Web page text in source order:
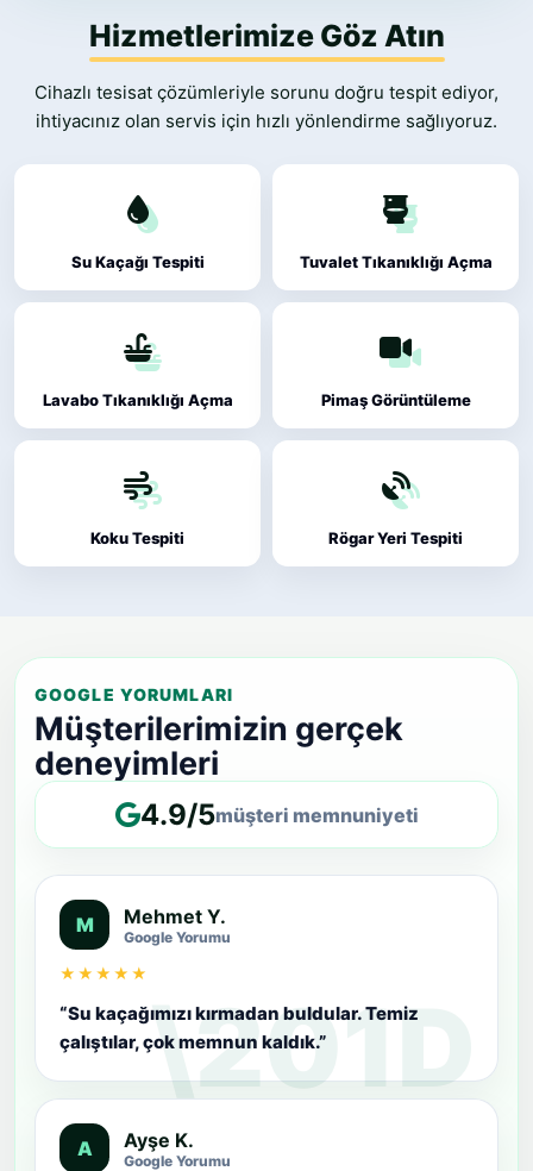
Hizmetlerimize Göz Atın
Cihazlı tesisat çözümleriyle sorunu doğru tespit ediyor,
ihtiyacınız olan servis için hızlı yönlendirme sağlıyoruz.
Su Kaçağı Tespiti Tuvalet Tıkanıklığı Açma
Lavabo Tıkanıklığı Açma Pimaş Görüntüleme
Koku Tespiti Rögar Yeri Tespiti
GOOGLE YORUMLARI
Müşterilerimizin gerçek
deneyimleri
4.9/5müşteri memnuniyeti
M Mehmet Y.
Google Yorumu
★★★★★
“Su kaçağımızı kırmadan buldular. Temiz
çalıştılar, çok memnun kaldık.”
A Ayşe K.
Google Yorumu